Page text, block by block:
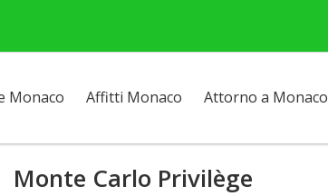
Monaco Affitti Monaco Attorno a Monaco
Monte Carlo Privilège